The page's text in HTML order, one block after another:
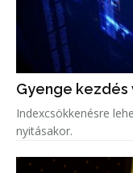
Gyenge kezdés
Indexcsökkenésre
nyitásakor.